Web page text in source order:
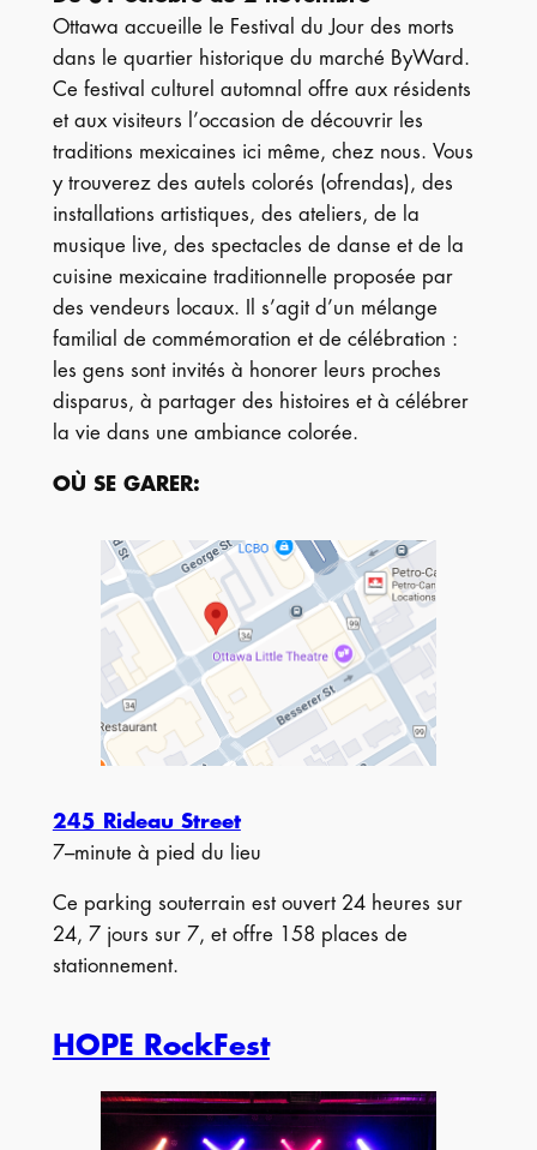
Ottawa accueille le Festival du Jour des morts
dans le quartier historique du marché ByWard.
Ce festival culturel automnal offre aux résidents
et aux visiteurs l’occasion de découvrir les
traditions mexicaines ici même, chez nous. Vous
y trouverez des autels colorés (ofrendas), des
installations artistiques, des ateliers, de la
musique live, des spectacles de danse et de la
cuisine mexicaine traditionnelle proposée par
des vendeurs locaux. Il s’agit d’un mélange
familial de commémoration et de célébration :
les gens sont invités à honorer leurs proches
disparus, à partager des histoires et à célébrer
la vie dans une ambiance colorée.
OÙ SE GARER:
245 Rideau Street
7–minute à pied du lieu
Ce parking souterrain est ouvert 24 heures sur
24, 7 jours sur 7, et offre 158 places de
stationnement.
HOPE RockFest